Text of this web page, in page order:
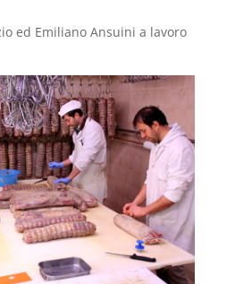
ed Emiliano Ansuini a lavoro